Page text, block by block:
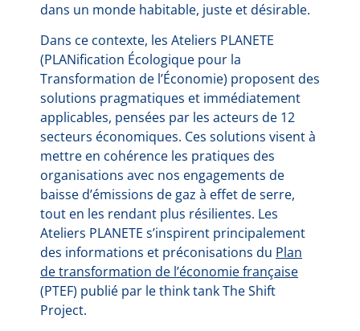
dans un monde habitable, juste et désirable.
Dans ce contexte, les Ateliers PLANETE
(PLANification Écologique pour la
Transformation de l’Économie) proposent des
solutions pragmatiques et immédiatement
applicables, pensées par les acteurs de 12
secteurs économiques. Ces solutions visent à
mettre en cohérence les pratiques des
organisations avec nos engagements de
baisse d’émissions de gaz à effet de serre,
tout en les rendant plus résilientes. Les
Ateliers PLANETE s’inspirent principalement
des informations et préconisations du Plan
de transformation de l’économie française
(PTEF) publié par le think tank The Shift
Project.